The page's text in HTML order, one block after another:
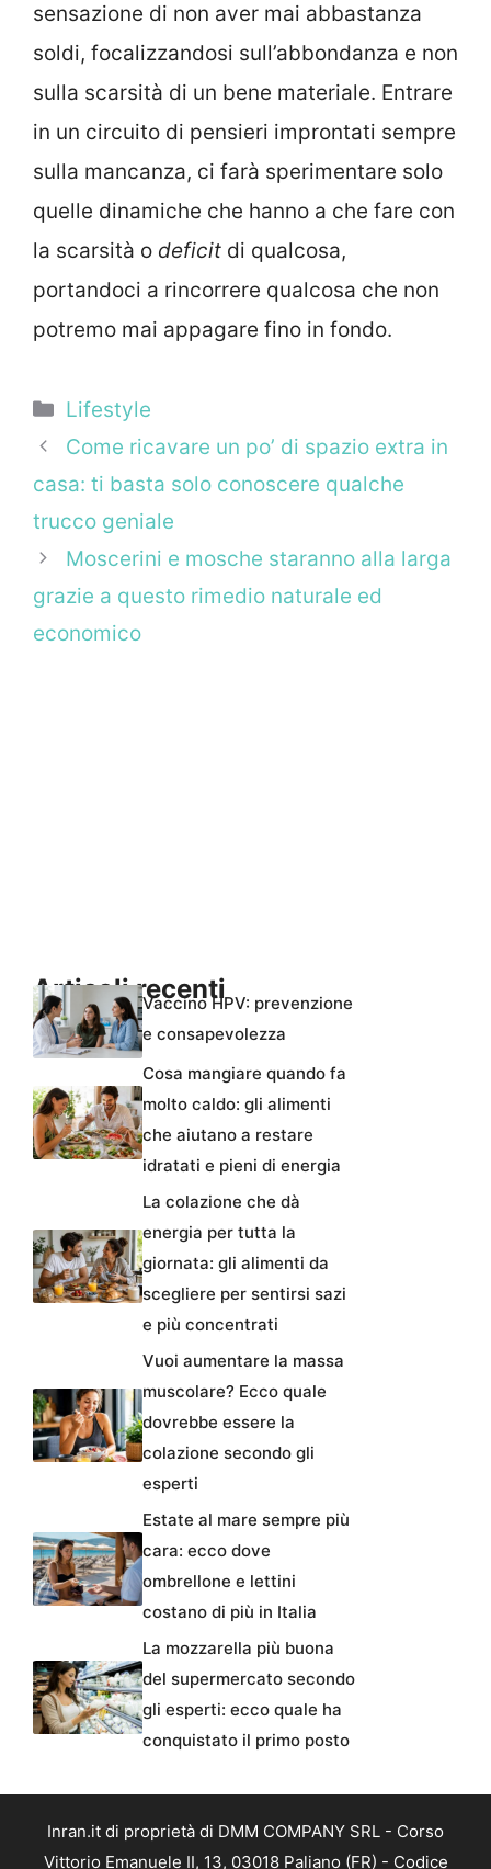
sensazione di non aver mai abbastanza
soldi, focalizzandosi sull’abbondanza e non
sulla scarsità di un bene materiale. Entrare
in un circuito di pensieri improntati sempre
sulla mancanza, ci farà sperimentare solo
quelle dinamiche che hanno a che fare con
la scarsità o deficit di qualcosa,
portandoci a rincorrere qualcosa che non
potremo mai appagare fino in fondo.
Categorie
Lifestyle
Come ricavare un po’ di spazio extra in
casa: ti basta solo conoscere qualche
trucco geniale
Moscerini e mosche staranno alla larga
grazie a questo rimedio naturale ed
economico
Articoli recentiVaccino HPV: prevenzione
e consapevolezza
Cosa mangiare quando fa
molto caldo: gli alimenti
che aiutano a restare
idratati e pieni di energia
La colazione che dà
energia per tutta la
giornata: gli alimenti da
scegliere per sentirsi sazi
e più concentrati
Vuoi aumentare la massa
muscolare? Ecco quale
dovrebbe essere la
colazione secondo gli
esperti
Estate al mare sempre più
cara: ecco dove
ombrellone e lettini
costano di più in Italia
La mozzarella più buona
del supermercato secondo
gli esperti: ecco quale ha
conquistato il primo posto
Inran.it di proprietà di DMM COMPANY SRL - Corso
Vittorio Emanuele II, 13, 03018 Paliano (FR) - Codice